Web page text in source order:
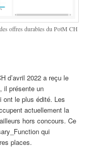
offres durables du PotM CH
d’avril 2022 a reçu le
il présente un
ont le plus édité. Les
actuellement la
hors concours. Ce
qui
places.